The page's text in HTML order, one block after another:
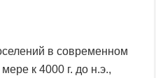
в современном
к 4000 г. до н.э.,